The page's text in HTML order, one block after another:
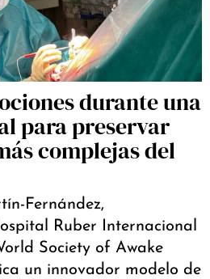
durante una
para preservar
complejas del
Fernández,
Ruber Internacional
Society of Awake
un innovador modelo de